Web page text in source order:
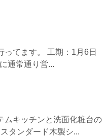
てます。 工期：1月6日
通常通り営...
ムキッチンと洗面化粧台の
タンダード木製シ...